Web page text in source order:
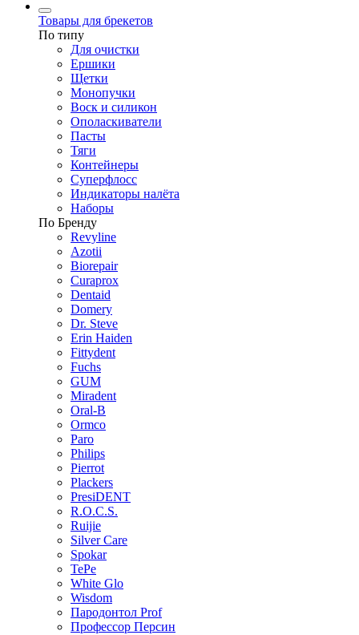
Товары для брекетов
По типу
Для очистки
Ершики
Щетки
Монопучки
Воск и силикон
Ополаскиватели
Пасты
Тяги
Контейнеры
Суперфлосс
Индикаторы налёта
Наборы
По Бренду
Revyline
Azotii
Biorepair
Curaprox
Dentaid
Domery
Dr. Steve
Erin Haiden
Fittydent
Fuchs
GUM
Miradent
Oral-B
Ormco
Paro
Philips
Pierrot
Plackers
PresiDENT
R.O.C.S.
Ruijie
Silver Care
Spokar
TePe
White Glo
Wisdom
Пародонтол Prof
Профессор Персин